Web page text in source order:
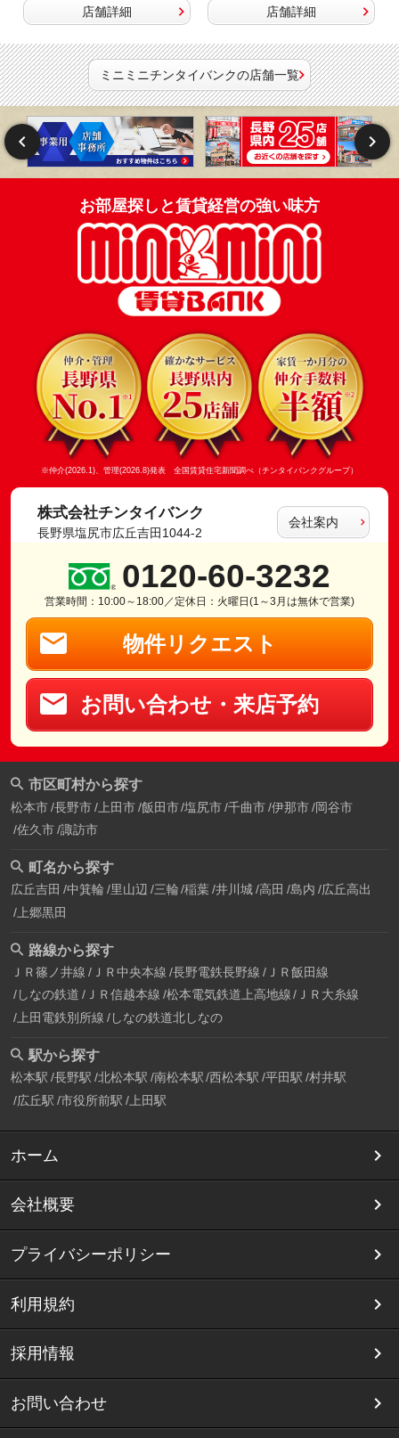
店舗詳細
店舗詳細
ミニミニチンタイバンクの店舗一覧
お部屋探しと賃貸経営の強い味方
※仲介(2026.1)、管理(2026.8)発表 全国賃貸住宅新聞調べ（チンタイバンクグループ）
株式会社チンタイバンク
長野県塩尻市広丘吉田1044-2
会社案内
0120-60-3232
営業時間：10:00～18:00／定休日：火曜日(1～3月は無休で営業)
物件リクエスト
お問い合わせ・来店予約
市区町村から探す
松本市 長野市 上田市 飯田市 塩尻市 千曲市 伊那市 岡谷市
佐久市 諏訪市
町名から探す
広丘吉田 中箕輪 里山辺 三輪 稲葉 井川城 高田 島内 広丘高出
上郷黒田
路線から探す
ＪＲ篠ノ井線 ＪＲ中央本線 長野電鉄長野線 ＪＲ飯田線
しなの鉄道 ＪＲ信越本線 松本電気鉄道上高地線
ＪＲ大糸線
上田電鉄別所線 しなの鉄道北しなの
駅から探す
松本駅 長野駅 北松本駅 南松本駅 西松本駅 平田駅 村井駅
広丘駅 市役所前駅 上田駅
ホーム
会社概要
プライバシーポリシー
利用規約
採用情報
お問い合わせ